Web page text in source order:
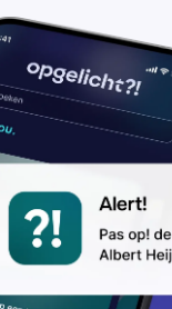
te
Zo
je niet